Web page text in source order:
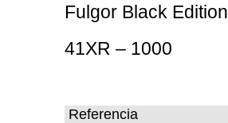
Fulgor Black Edition
41XR – 1000
Referencia